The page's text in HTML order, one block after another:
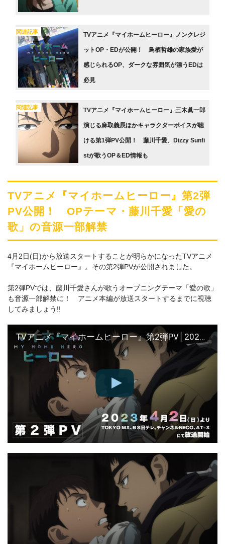
関連記事 TVアニメ『マイホームヒーロー』ノンクレジ
ットOP・EDが公開！ 鳥栖哲雄の家族愛が
感じられるOP、ダークな雰囲気が漂うEDは
必見
関連記事 TVアニメ『マイホームヒーロー』三木眞一郎
演じる麻取義辰ほかキャラクターボイスが聴
ける第1弾PV公開！ 藤川千愛、Dizzy Sunfi
stが歌うOP＆ED情報も
TVアニメ『マイホームヒーロー』第2弾
PV公開！ OPテーマ・藤川千愛「愛の
歌」の音源一部解禁
4月2日(日)から放送スタートすることが明らかになったTVアニメ
『マイホームヒーロー』。その第2弾PVが公開されました。
第2弾PVでは、藤川千愛さんが歌うオープニングテーマ「愛の歌」
も音源一部解禁に！ アニメ本編が放送スタートするまでに視聴
してみましょう‼
TVアニメ『マイホームヒーロー』第2弾PV│2023年4月2日放送開始